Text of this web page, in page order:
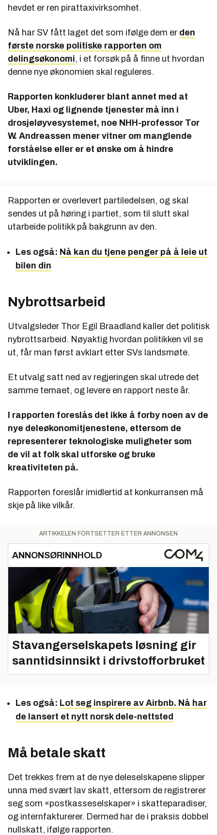
hevdet er ren pirattaxivirksomhet.
Nå har SV fått laget det som ifølge dem er den
første norske politiske rapporten om
delingsøkonomi, i et forsøk på å finne ut hvordan
denne nye økonomien skal reguleres.
Rapporten konkluderer blant annet med at
Uber, Haxi og lignende tjenester må inn i
drosjeløyvesystemet, noe NHH-professor Tor
W. Andreassen mener vitner om manglende
forståelse eller er et ønske om å hindre
utviklingen.
Rapporten er overlevert partiledelsen, og skal
sendes ut på høring i partiet, som til slutt skal
utarbeide politikk på bakgrunn av den.
Les også: Nå kan du tjene penger på å leie ut
bilen din
Nybrottsarbeid
Utvalgsleder Thor Egil Braadland kaller det politisk
nybrottsarbeid. Nøyaktig hvordan politikken vil se
ut, får man først avklart etter SVs landsmøte.
Et utvalg satt ned av regjeringen skal utrede det
samme temaet, og levere en rapport neste år.
I rapporten foreslås det ikke å forby noen av de
nye deleøkonomitjenestene, ettersom de
representerer teknologiske muligheter som
de vil at folk skal utforske og bruke
kreativiteten på.
Rapporten foreslår imidlertid at konkurransen må
skje på like vilkår.
ARTIKKELEN FORTSETTER ETTER ANNONSEN
ANNONSØRINNHOLD
Stavangerselskapets løsning gir
sanntidsinnsikt i drivstofforbruket
Les også: Lot seg inspirere av Airbnb. Nå har
de lansert et nytt norsk dele-nettsted
Må betale skatt
Det trekkes frem at de nye deleselskapene slipper
unna med svært lav skatt, ettersom de registrerer
seg som «postkasseselskaper» i skatteparadiser,
og internfakturerer. Dermed har de i praksis dobbel
nullskatt, ifølge rapporten.